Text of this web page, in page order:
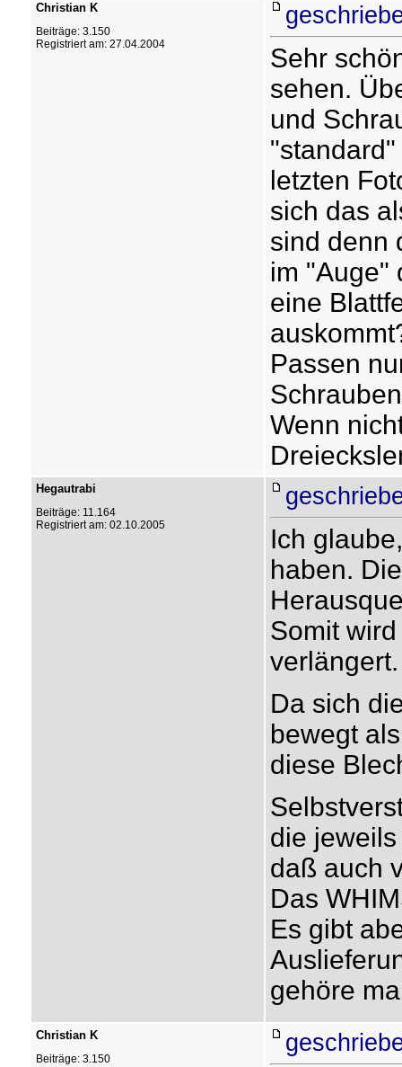
Christian K
Beiträge: 3.150
Registriert am: 27.04.2004
Sehr
sehen.
und
letzten
sich das
sind denn
im "Auge"
eine
Passen
Wenn
Hegautrabi
Beiträge: 11.164
Registriert am: 02.10.2005
Ich
haben.
Somit
verlängert.
Da sich
bewegt
diese
die
daß auch
Das
Es gibt
gehöre
Christian K
Beiträge: 3.150